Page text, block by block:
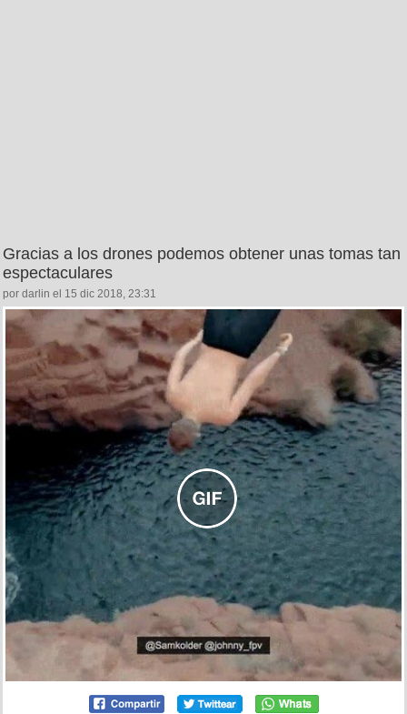
Gracias a los drones podemos obtener unas tomas tan
espectaculares
por darlin el 15 dic 2018, 23:31